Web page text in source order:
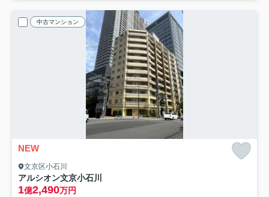
中古マンション
NEW
文京区小石川
アルシオン文京小石川
1億2,490万円